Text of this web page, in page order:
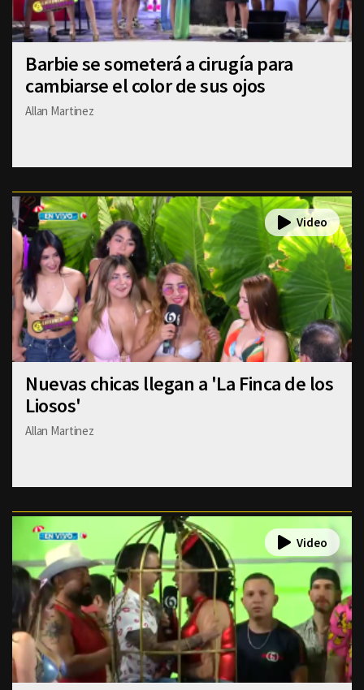
Barbie se someterá a cirugía para
cambiarse el color de sus ojos
Allan Martinez
Nuevas chicas llegan a 'La Finca de los
Liosos'
Allan Martinez